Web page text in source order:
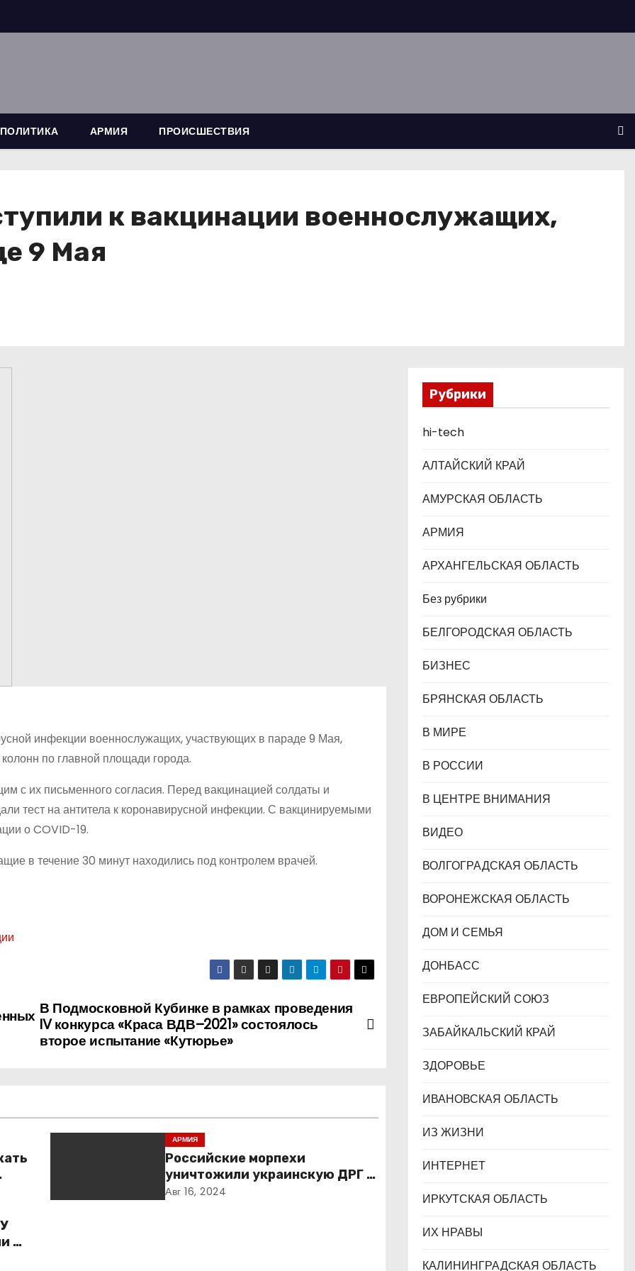
ПОЛИТИКА АРМИЯ ПРОИСШЕСТВИЯ
к вакцинации военнослужащих,
9 Мая
инфекции военнослужащих, участвующих в параде 9 Мая,
по главной площади города.
с их письменного согласия. Перед вакцинацией солдаты и
тест на антитела к коронавирусной инфекции. С вакцинируемыми
о COVID-19.
в течение 30 минут находились под контролем врачей.
В Подмосковной Кубинке в рамках проведения
IV конкурса «Краса ВДВ–2021» состоялось
второе испытание «Кутюрье»
АРМИЯ
Российские морпехи
уничтожили украинскую ДРГ в
Курской области
Авг 16, 2024
по
Рубрики
hi-tech
АЛТАЙСКИЙ КРАЙ
АМУРСКАЯ ОБЛАСТЬ
АРМИЯ
АРХАНГЕЛЬСКАЯ ОБЛАСТЬ
Без рубрики
БЕЛГОРОДСКАЯ ОБЛАСТЬ
БИЗНЕС
БРЯНСКАЯ ОБЛАСТЬ
В МИРЕ
В РОССИИ
В ЦЕНТРЕ ВНИМАНИЯ
ВИДЕО
ВОЛГОГРАДСКАЯ ОБЛАСТЬ
ВОРОНЕЖСКАЯ ОБЛАСТЬ
ДОМ И СЕМЬЯ
ДОНБАСС
ЕВРОПЕЙСКИЙ СОЮЗ
ЗАБАЙКАЛЬСКИЙ КРАЙ
ЗДОРОВЬЕ
ИВАНОВСКАЯ ОБЛАСТЬ
ИЗ ЖИЗНИ
ИНТЕРНЕТ
ИРКУТСКАЯ ОБЛАСТЬ
ИХ НРАВЫ
КАЛИНИНГРАДCКАЯ ОБЛАСТЬ